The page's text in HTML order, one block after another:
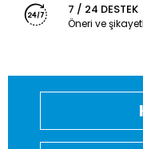
7 / 24 DESTEK
Öneri ve